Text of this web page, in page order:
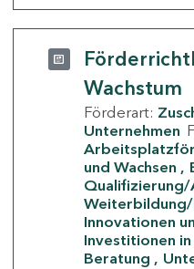
Wachstum
Förderart:
Unternehmen
und Wachsen
Qualifizierung/
Weiterbildung/
Innovationen
Investitionen in
Beratung